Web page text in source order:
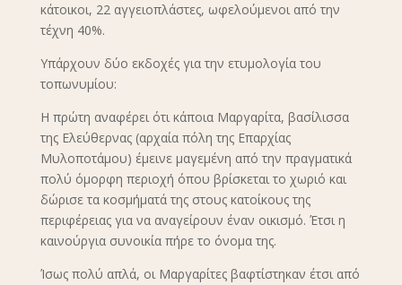
κάτοικοι, 22 αγγειοπλάστες, ωφελούμενοι από την
τέχνη 40%.
Υπάρχουν δύο εκδοχές για την ετυμολογία του
τοπωνυμίου:
Η πρώτη αναφέρει ότι κάποια Μαργαρίτα, βασίλισσα
της Ελεύθερνας (αρχαία πόλη της Επαρχίας
Μυλοποτάμου) έμεινε μαγεμένη από την πραγματικά
πολύ όμορφη περιοχή όπου βρίσκεται το χωριό και
δώρισε τα κοσμήματά της στους κατοίκους της
περιφέρειας για να αναγείρουν έναν οικισμό. Έτσι η
καινούργια συνοικία πήρε το όνομα της.
Ίσως πολύ απλά, οι Μαργαρίτες βαφτίστηκαν έτσι από